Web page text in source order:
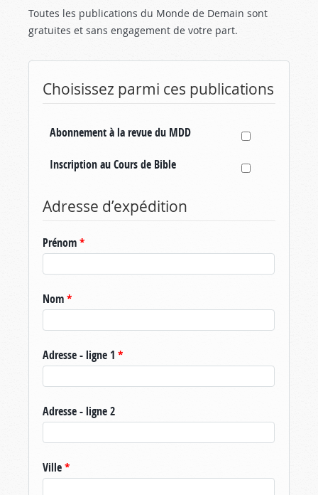
Toutes les publications du Monde de Demain sont
gratuites et sans engagement de votre part.
Choisissez parmi ces publications
Abonnement à la revue du MDD
Inscription au Cours de Bible
Adresse d’expédition
Prénom*
Nom*
Adresse - ligne 1 *
Adresse - ligne 2
Ville*